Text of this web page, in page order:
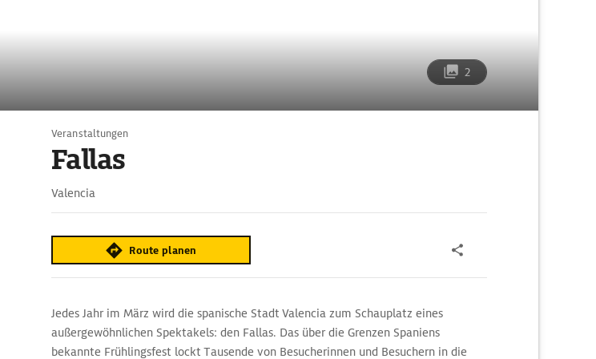
2
Veranstaltungen
Fallas
Valencia
Route planen
Jedes Jahr im März wird die spanische Stadt Valencia zum Schauplatz eines
außergewöhnlichen Spektakels: den Fallas. Das über die Grenzen Spaniens
bekannte Frühlingsfest lockt Tausende von Besucherinnen und Besuchern in die